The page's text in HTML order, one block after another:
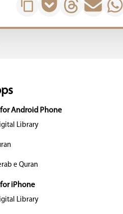
Android Phone
Library
e Quran
iPhone
Library